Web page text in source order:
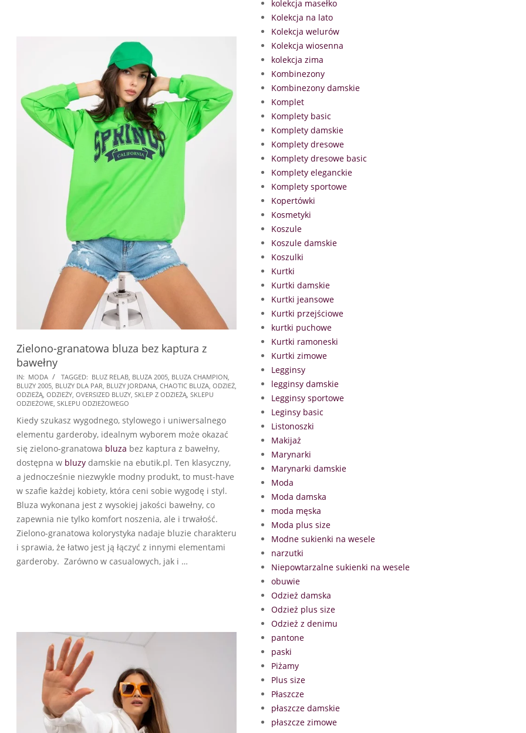
Zielono-granatowa bluza bez kaptura z
bawełny
2024-
07-
21
IN: MODA TAGGED: BLUZ RELAB, BLUZA 2005, BLUZA CHAMPION,
BLUZY 2005, BLUZY DLA PAR, BLUZY JORDANA, CHAOTIC BLUZA, ODZIEŻ,
ODZIEŻĄ, ODZIEŻY, OVERSIZED BLUZY, SKLEP Z ODZIEŻĄ, SKLEPU
ODZIEŻOWE, SKLEPU ODZIEŻOWEGO
Kiedy szukasz wygodnego, stylowego i uniwersalnego
elementu garderoby, idealnym wyborem może okazać
się zielono-granatowa bluza bez kaptura z bawełny,
dostępna w bluzy damskie na ebutik.pl. Ten klasyczny,
a jednocześnie niezwykle modny produkt, to must-have
w szafie każdej kobiety, która ceni sobie wygodę i styl.
Bluza wykonana jest z wysokiej jakości bawełny, co
zapewnia nie tylko komfort noszenia, ale i trwałość.
Zielono-granatowa kolorystyka nadaje bluzie charakteru
i sprawia, że łatwo jest ją łączyć z innymi elementami
garderoby. Zarówno w casualowych, jak i …
kolekcja masełko
Kolekcja na lato
Kolekcja welurów
Kolekcja wiosenna
kolekcja zima
Kombinezony
Kombinezony damskie
Komplet
Komplety basic
Komplety damskie
Komplety dresowe
Komplety dresowe basic
Komplety eleganckie
Komplety sportowe
Kopertówki
Kosmetyki
Koszule
Koszule damskie
Koszulki
Kurtki
Kurtki damskie
Kurtki jeansowe
Kurtki przejściowe
kurtki puchowe
Kurtki ramoneski
Kurtki zimowe
Legginsy
legginsy damskie
Legginsy sportowe
Leginsy basic
Listonoszki
Makijaż
Marynarki
Marynarki damskie
Moda
Moda damska
moda męska
Moda plus size
Modne sukienki na wesele
narzutki
Niepowtarzalne sukienki na wesele
obuwie
Odzież damska
Odzież plus size
Odzież z denimu
pantone
paski
Piżamy
Plus size
Płaszcze
płaszcze damskie
płaszcze zimowe